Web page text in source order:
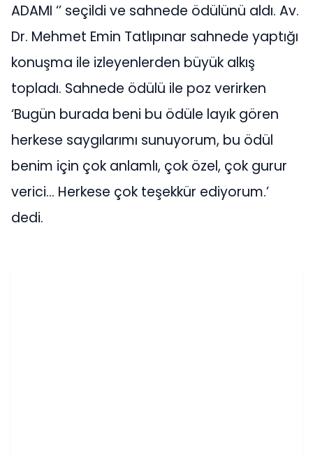
ADAMI ‘’ seçildi ve sahnede ödülünü aldı. Av.
Dr. Mehmet Emin Tatlıpınar sahnede yaptığı
konuşma ile izleyenlerden büyük alkış
topladı. Sahnede ödülü ile poz verirken
‘Bugün burada beni bu ödüle layık gören
herkese saygılarımı sunuyorum, bu ödül
benim için çok anlamlı, çok özel, çok gurur
verici… Herkese çok teşekkür ediyorum.’
dedi.